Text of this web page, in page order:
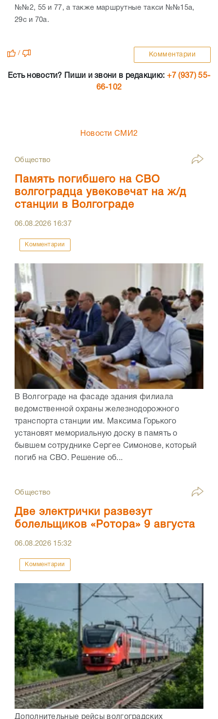
№№2, 55 и 77, а также маршрутные такси №№15а,
29с и 70а.
/ Комментарии
Есть новости? Пиши и звони в редакцию: +7 (937) 55-
66-102
Новости СМИ2
Общество
Память погибшего на СВО
волгоградца увековечат на ж/д
станции в Волгограде
06.08.2026 16:37
Комментарии
В Волгограде на фасаде здания филиала
ведомственной охраны железнодорожного
транспорта станции им. Максима Горького
установят мемориальную доску в память о
бывшем сотруднике Сергее Симонове, который
погиб на СВО. Решение об...
Общество
Две электрички развезут
болельщиков «Ротора» 9 августа
06.08.2026 15:32
Комментарии
Дополнительные рейсы волгоградских